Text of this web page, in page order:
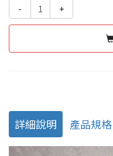
- +
詳細說明 產品規格